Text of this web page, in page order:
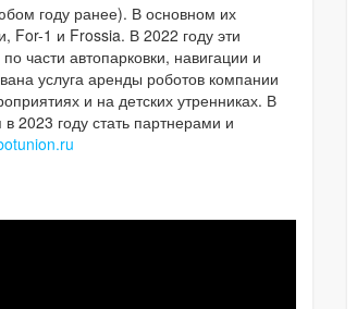
году ранее). В основном их
For-1 и Frossia. В 2022 году эти
части автопарковки, навигации и
услуга аренды роботов компании
и на детских утренниках. В
2023 году стать партнерами и